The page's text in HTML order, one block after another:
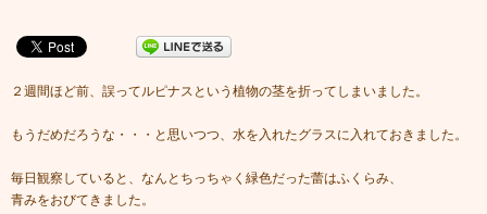
２週間ほど前、誤ってルピナスという植物の茎を折ってしまいました。
もうだめだろうな・・・と思いつつ、水を入れたグラスに入れておきました。
毎日観察していると、なんとちっちゃく緑色だった蕾はふくらみ、
青みをおびてきました。